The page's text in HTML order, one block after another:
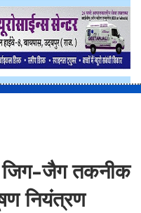
जिग-जैग तकनीक
नियंत्रण